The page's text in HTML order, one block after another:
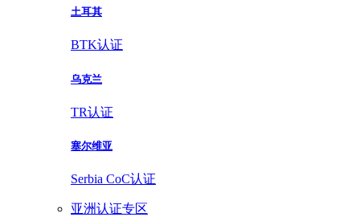
土耳其
BTK认证
乌克兰
TR认证
塞尔维亚
Serbia CoC认证
亚洲认证专区